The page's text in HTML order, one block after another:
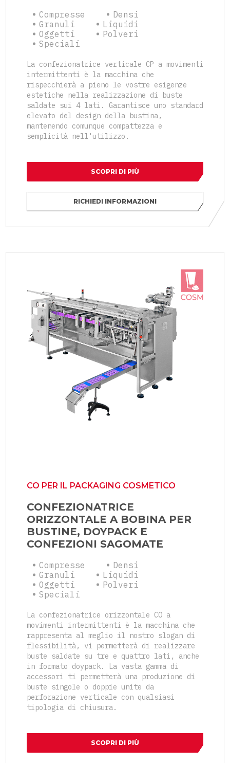
Compresse
Densi
Granuli
Liquidi
Oggetti
Polveri
Speciali
La confezionatrice verticale CP a movimenti
intermittenti è la macchina che
rispecchierà a pieno le vostre esigenze
estetiche nella realizzazione di buste
saldate sui 4 lati. Garantisce uno standard
elevato del design della bustina,
mantenendo comunque compattezza e
semplicità nell'utilizzo.
SCOPRI DI PIÙ
RICHIEDI INFORMAZIONI
CO PER IL PACKAGING COSMETICO
CONFEZIONATRICE
ORIZZONTALE A BOBINA PER
BUSTINE, DOYPACK E
CONFEZIONI SAGOMATE
Compresse
Densi
Granuli
Liquidi
Oggetti
Polveri
Speciali
La confezionatrice orizzontale CO a
movimenti intermittenti è la macchina che
rappresenta al meglio il nostro slogan di
flessibilità, vi permetterà di realizzare
buste saldate su tre e quattro lati, anche
in formato doypack. La vasta gamma di
accessori ti permetterà una produzione di
buste singole o doppie unite da
perforazione verticale con qualsiasi
tipologia di chiusura.
SCOPRI DI PIÙ